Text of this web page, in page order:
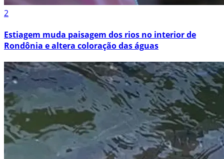
2
Estiagem muda paisagem dos rios no interior de
Rondônia e altera coloração das águas